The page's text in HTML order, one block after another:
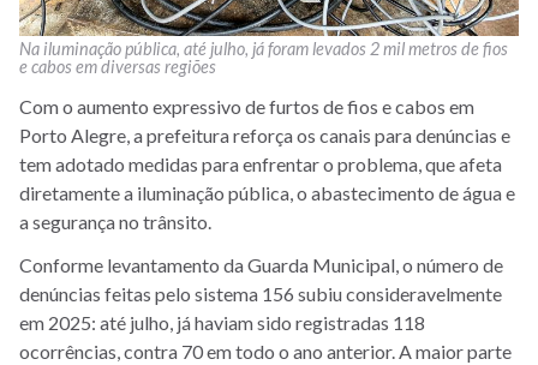
Na iluminação pública, até julho, já foram levados 2 mil metros de fios
e cabos em diversas regiões
Com o aumento expressivo de furtos de fios e cabos em
Porto Alegre, a prefeitura reforça os canais para denúncias e
tem adotado medidas para enfrentar o problema, que afeta
diretamente a iluminação pública, o abastecimento de água e
a segurança no trânsito.
Conforme levantamento da Guarda Municipal, o número de
denúncias feitas pelo sistema 156 subiu consideravelmente
em 2025: até julho, já haviam sido registradas 118
ocorrências, contra 70 em todo o ano anterior. A maior parte